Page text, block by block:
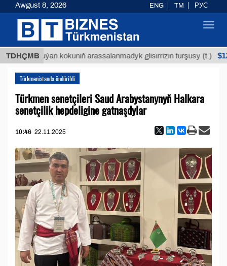
TDHÇMBBuýan köküniň arassalanmadyk glisirrizin turşusy (t.)
Türkmenistanda öndürildi
Türkmen senetçileri Saud Arabystanynyň Halkara
senetçilik hepdeligine gatnaşdylar
10:46 22.11.2025
Awgust 8, 2026 ENG TM РУС